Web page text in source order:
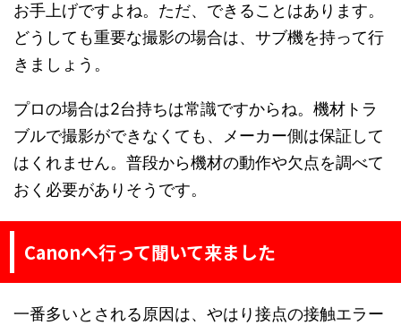
お手上げですよね。ただ、できることはあります。
どうしても重要な撮影の場合は、サブ機を持って行
きましょう。
プロの場合は2台持ちは常識ですからね。機材トラ
ブルで撮影ができなくても、メーカー側は保証して
はくれません。普段から機材の動作や欠点を調べて
おく必要がありそうです。
Canonへ行って聞いて来ました
一番多いとされる原因は、やはり接点の接触エラー